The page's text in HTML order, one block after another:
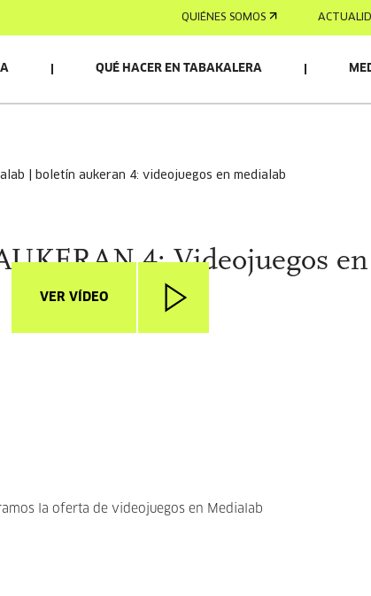
QUIÉNES SOMOS
QUÉ HACER EN TABAKALERA
| boletín aukeran 4: videojuegos en medialab
4: Videojuegos
VER VÍDEO
la oferta de videojuegos en Medialab